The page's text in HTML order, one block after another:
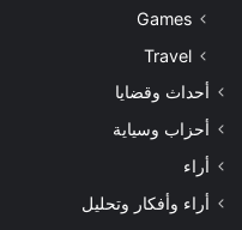
Games
Travel
أحداث وقضايا
أحزاب وسياية
أراء
أراء وأفكار وتحليل